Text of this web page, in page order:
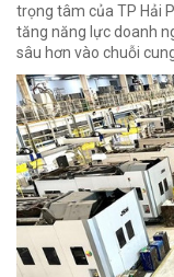
trọng tâm của TP Hải
tăng năng lực doanh
sâu hơn vào chuỗi